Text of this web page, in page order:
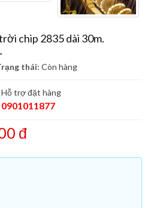
chip 2835 dài 30m.
thái: Còn hàng
Hỗ trợ đặt hàng
0901011877
đ